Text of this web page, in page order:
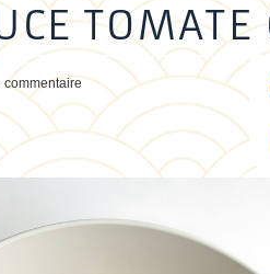
commentaire